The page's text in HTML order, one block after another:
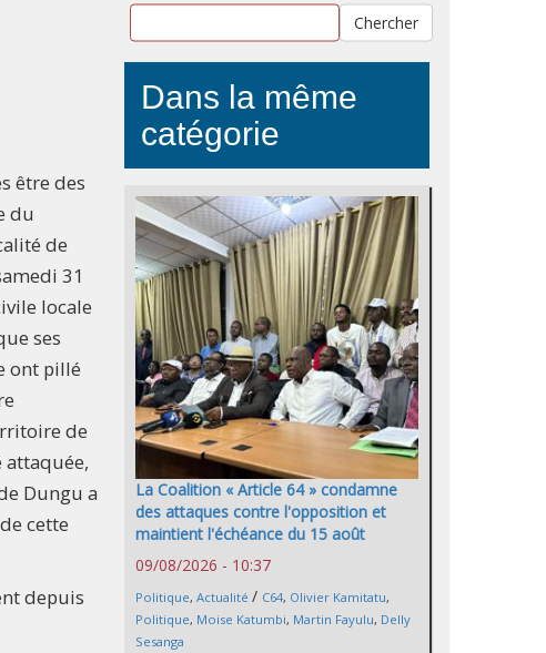
être des
du
de
31
locale
ses
ont pillé
de
attaquée,
Dungu a
cette
depuis
Chercher
Dans la même
catégorie
La Coalition « Article 64 » condamne
des attaques contre l'opposition et
maintient l'échéance du 15 août
09/08/2026 - 10:37
Politique, Actualité / C64, Olivier Kamitatu,
Politique, Moise Katumbi, Martin Fayulu, Delly
Sesanga